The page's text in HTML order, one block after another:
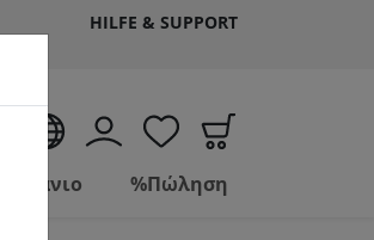
HILFE & SUPPORT
Μπάνιο %Πώληση